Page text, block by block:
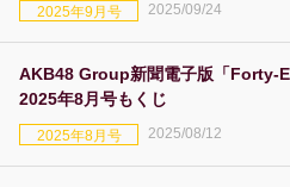
2025年9月号 2025/09/24
AKB48 Group新聞電子版「Forty-
2025年8月号もくじ
2025年8月号 2025/08/12